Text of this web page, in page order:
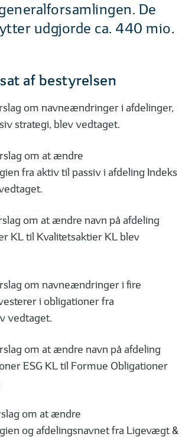
De
udgjorde ca. 440 mio.
af bestyrelsen
om navneændringer i afdelinger,
strategi, blev vedtaget.
om at ændre
fra aktiv til passiv i afdeling Indeks
om at ændre navn på afdeling
KL til Kvalitetsaktier KL blev
om navneændringer i fire
i obligationer fra
vedtaget.
om at ændre navn på afdeling
ESG KL til Formue Obligationer
om at ændre
og afdelingsnavnet fra Ligevægt &